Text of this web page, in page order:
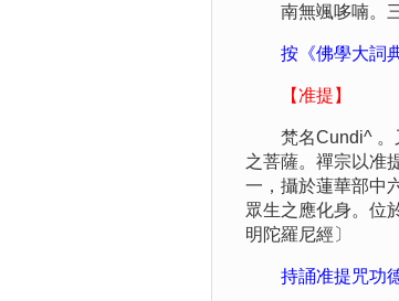
南無颯哆喃。三
按《佛學大詞
【准提】
梵名Cundi^ 。又
之菩薩。禪宗以准
一，攝於蓮華部中
眾生之應化身。位
明陀羅尼經〕
持誦准提咒功